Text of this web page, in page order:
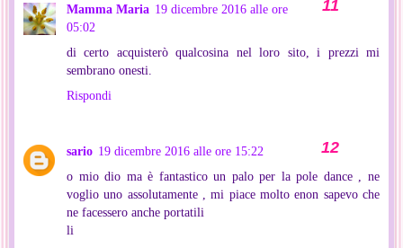
Mamma Maria 19 dicembre 2016 alle ore
05:02
di certo acquisterò qualcosina nel loro sito, i prezzi mi
sembrano onesti.
Rispondi
sario 19 dicembre 2016 alle ore 15:22
o mio dio ma è fantastico un palo per la pole dance , ne
voglio uno assolutamente , mi piace molto enon sapevo che
ne facessero anche portatili
li